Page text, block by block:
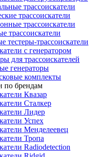
трассоискатели
трассоискатели
трассоискатели
трассоискатели
тестеры-трассоискатели
с генератором
для трассоискателей
генераторы
комплекты
по брендам
Квазар
Сталкер
Лидер
Успех
Менделеевец
Тропа
Radiodetection